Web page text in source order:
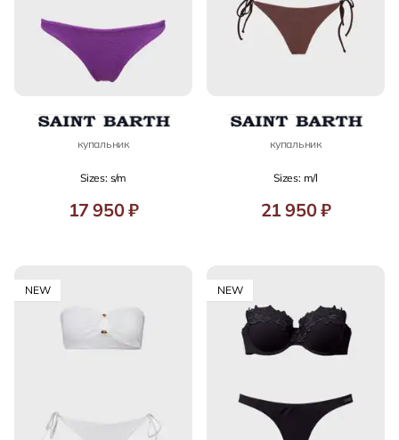
купальник
Sizes: s/m
17 950 ₽
купальник
Sizes: m/l
21 950 ₽
NEW NEW